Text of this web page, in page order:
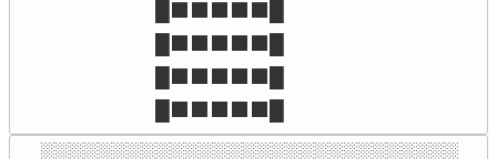
░░░░░░░░░░░░░░░░░░░░░░░░░░░░░